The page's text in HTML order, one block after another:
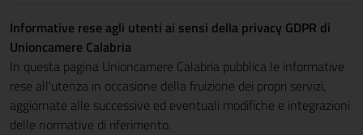
Informative rese agli utenti ai sensi della privacy GDPR di
Unioncamere Calabria
In questa pagina Unioncamere Calabria pubblica le informative
rese all'utenza in occasione della fruizione dei propri servizi,
aggiornate alle successive ed eventuali modifiche e integrazioni
delle normative di riferimento.